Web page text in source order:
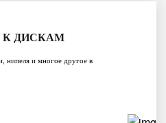
ДИСКАМ
нипеля и многое другое в